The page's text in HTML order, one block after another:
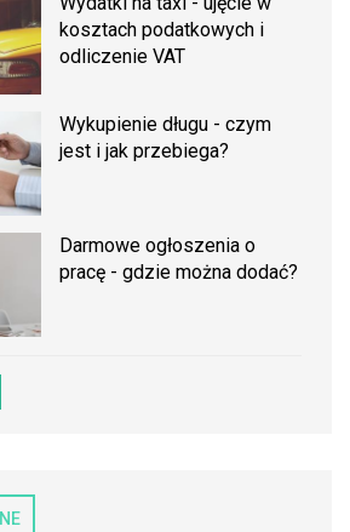
kosztach podatkowych i
odliczenie VAT
Wykupienie długu - czym
jest i jak przebiega?
Darmowe ogłoszenia o
pracę - gdzie można dodać?